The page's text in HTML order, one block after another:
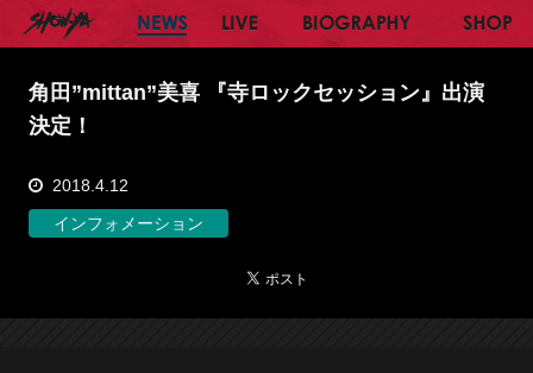
SHOW-YA オフィシャルサイト
NEWS LIVE BIOGRAPHY
角田”mittan”美喜 『寺ロックセッション』出演
決定！
2018.4.12
インフォメーション